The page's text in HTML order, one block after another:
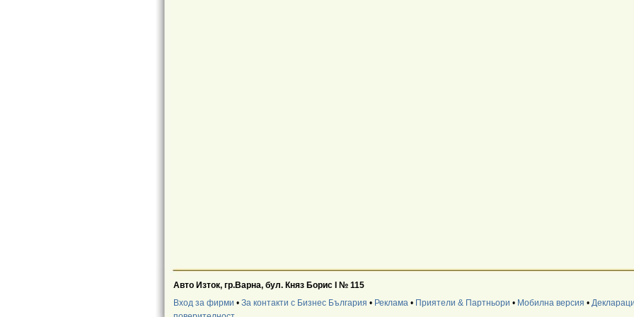
Авто Изток, гр.Варна, бул. Княз Борис І № 115
Вход за фирми • За контакти с Бизнес България • Реклама• Приятели & Партньори • Мобилна версия •